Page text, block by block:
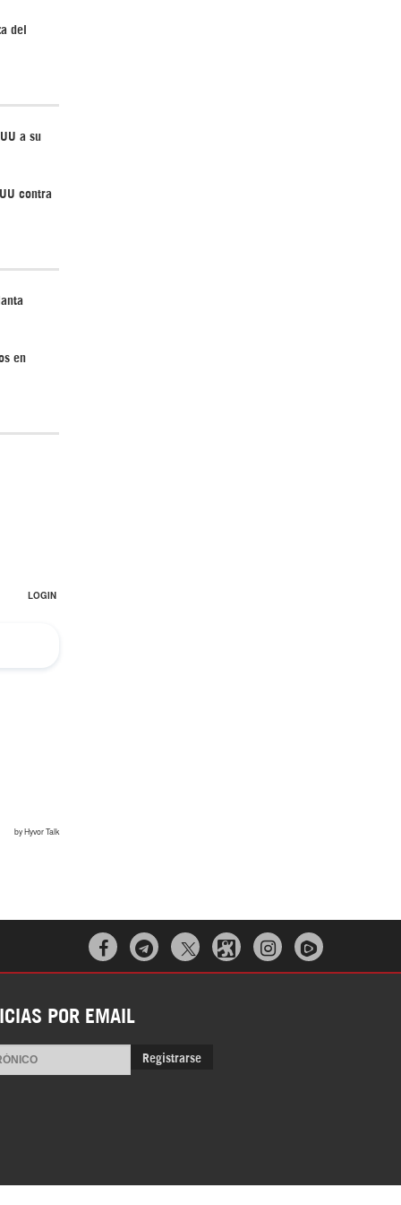
del
a su
contra
en
  
POR EMAIL
Registrarse